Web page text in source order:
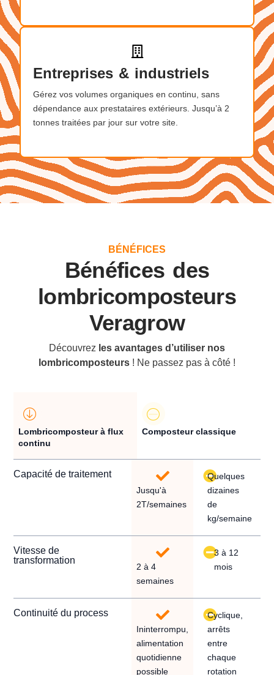
Entreprises & industriels
Gérez vos volumes organiques en continu, sans
dépendance aux prestataires extérieurs. Jusqu’à 2
tonnes traitées par jour sur votre site.
BÉNÉFICES
Bénéfices des
lombricomposteurs
Veragrow
Découvrez les avantages d’utiliser nos
lombricomposteurs ! Ne passez pas à côté !
Lombricomposteur à flux
continu
Composteur classique
Capacité de traitement
Jusqu'à
2T/semaines
Quelques
dizaines
de
kg/semaine
Vitesse de
transformation
2 à 4
semaines
3 à 12
mois
Continuité du process
Ininterrompu,
alimentation
quotidienne
possible
Cyclique,
arrêts
entre
chaque
rotation